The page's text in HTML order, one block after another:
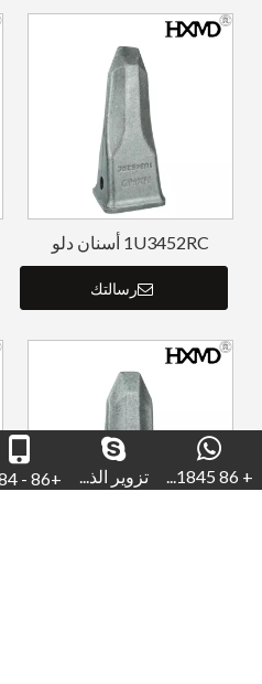
1U3452RC أسنان دلو
مزورة
رسالتك
+ 86 1845... تزوير الذ... +86 - 184...